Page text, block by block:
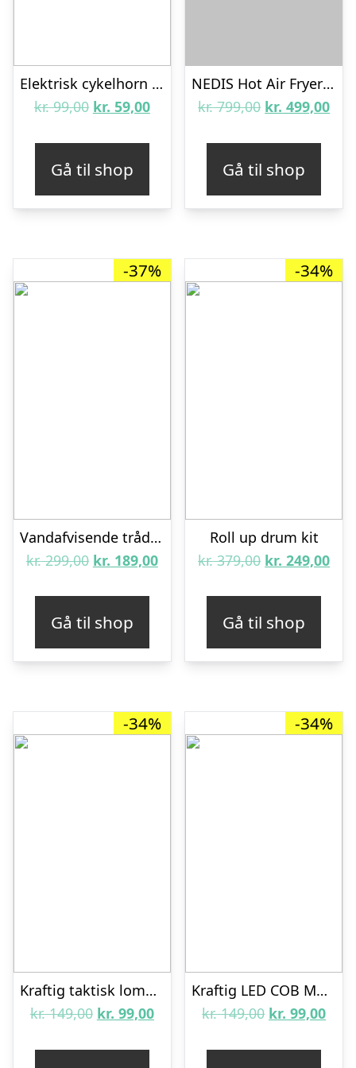
Elektrisk cykelhorn 120 db
kr.99,00 Den
var:
kr. 99,00.
kr. 59,00Den
kr. 59,00.
Gå til shop
NEDIS Hot Air Fryer – 3 liter – Sort
kr.799,00 Den
var:
kr. 799,00.
kr. 499,00Den
kr.
Gå til shop
-37%
Vandafvisende trådløse høretelefoner – Sort
kr.299,00 Den
var:
kr. 299,00.
kr. 189,00Den
kr. 189,00.
Gå til shop
-34%
Roll up drum kit
kr.379,00 Den
var:
kr. 379,00.
kr. 249,00Den
kr.
Gå til shop
-34%
Kraftig taktisk lommelygte
kr.149,00 Den
kr. 99,00Den
-34%
Kraftig LED COB Multilygte med karabinhage
kr.149,00 Den
kr. 99,00Den